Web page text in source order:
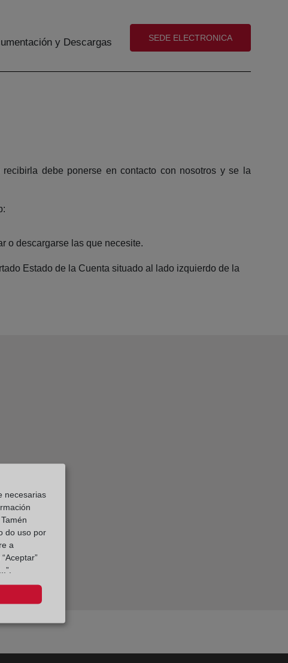
y Descargas (abre en nueva ventana)
SEDE ELECTRONICA
debe ponerse en contacto con nosotros y se la
o descargarse las que necesite.
Estado de la Cuenta situado al lado izquierdo de la
necesarias
do uso por
a